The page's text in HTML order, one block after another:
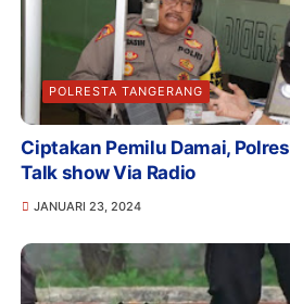
POLRESTA TANGERANG
Ciptakan Pemilu Damai,
Talk show Via Radio
JANUARI 23, 2024